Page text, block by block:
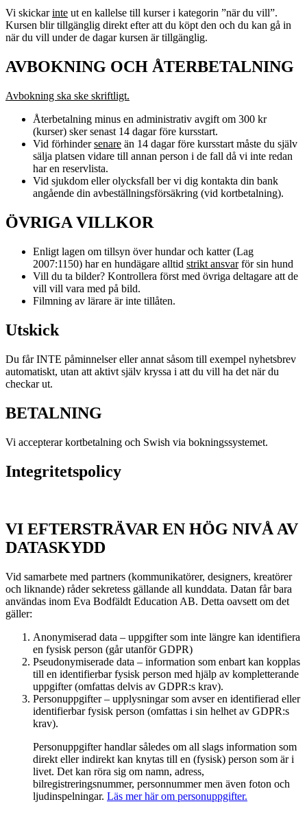
Vi skickarinte ut en kallelse till kurser i kategorin ”när du vill”.
Kursen blir tillgänglig direkt efter att du köpt den och du kan gå in
när du vill under de dagar kursen är tillgänglig.
AVBOKNING OCH ÅTERBETALNING
Avbokning ska ske skriftligt.
Återbetalning minus en administrativ avgift om 300 kr
(kurser) sker senast 14 dagar före kursstart.
Vid förhindersenare än 14 dagar före kursstart måste du själv
sälja platsen vidare till annan person i de fall då vi inte redan
har en reservlista.
Vid sjukdom eller olycksfall ber vi dig kontakta din bank
angående din avbeställningsförsäkring (vid kortbetalning).
ÖVRIGA VILLKOR
Enligt lagen om tillsyn över hundar och katter (Lag
2007:1150) har en hundägare alltid strikt ansvarför sin hund
Vill du ta bilder? Kontrollera först med övriga deltagare att de
vill vill vara med på bild.
Filmning av lärare är inte tillåten.
Utskick
Du får INTE påminnelser eller annat såsom till exempel nyhetsbrev
automatiskt, utan att aktivt själv kryssa i att du vill ha det när du
checkar ut.
BETALNING
Vi accepterar kortbetalning och Swish via bokningssystemet.
Integritetspolicy
VI EFTERSTRÄVAR EN HÖG NIVÅ AV
DATASKYDD
Vid samarbete med partners (kommunikatörer, designers, kreatörer
och liknande) råder sekretess gällande all kunddata. Datan får bara
användas inom Eva Bodfäldt Education AB. Detta oavsett om det
gäller:
Anonymiserad data – uppgifter som inte längre kan identifiera
en fysisk person (går utanför GDPR)
Pseudonymiserade data – information som enbart kan kopplas
till en identifierbar fysisk person med hjälp av kompletterande
uppgifter (omfattas delvis av GDPR:s krav).
Personuppgifter – upplysningar som avser en identifierad eller
identifierbar fysisk person (omfattas i sin helhet av GDPR:s
krav).
Personuppgifter handlar således om all slags information som
direkt eller indirekt kan knytas till en (fysisk) person som är i
livet. Det kan röra sig om namn, adress,
bilregistreringsnummer, personnummer men även foton och
ljudinspelningar. Läs mer här om personuppgifter.